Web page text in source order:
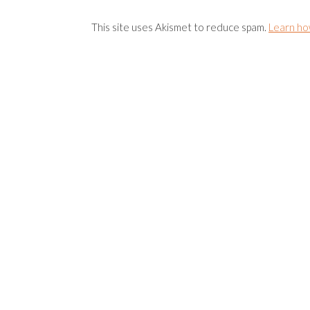
This site uses Akismet to reduce spam. Learn